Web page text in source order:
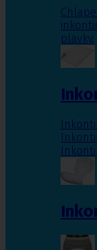
plavky,